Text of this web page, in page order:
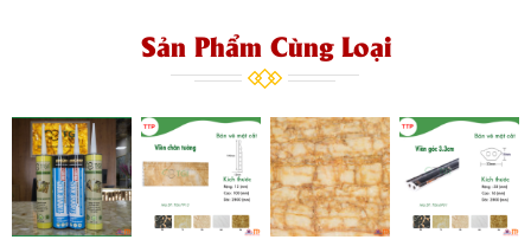
Sản Phẩm Cùng Loại